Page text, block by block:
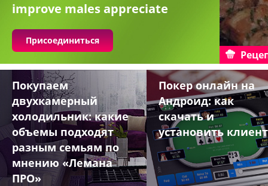
improve males appreciate
Присоединиться
Покупаем
двухкамерный
холодильник: какие
объемы подходят
разным семьям по
мнению «Лемана
ПРО»
Покер онлайн на
Андроид: как
скачать и
установить